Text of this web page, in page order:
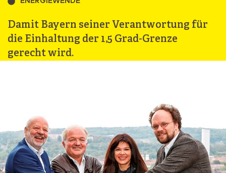
Damit Bayern seiner Verantwortung für
die Einhaltung der 1,5 Grad-Grenze
gerecht wird.